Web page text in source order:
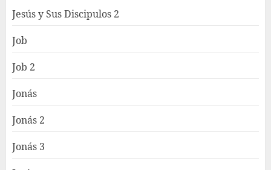
Jesús y Sus Discipulos 2
Job
Job 2
Jonás
Jonás 2
Jonás 3